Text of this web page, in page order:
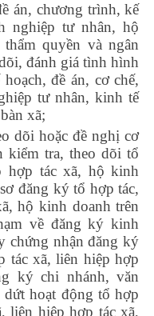
án, chương trình, kế
nghiệp tư nhân, hộ
quyền và ngân
đánh giá tình hình
đề án, cơ chế,
tư nhân, kinh tế
xã;
dõi hoặc đề nghị cơ
kiểm tra, theo dõi tổ
hợp tác xã, hộ kinh
đăng ký tổ hợp tác,
hộ kinh doanh trên
về đăng ký kinh
chứng nhận đăng ký
tác xã, liên hiệp hợp
ký chi nhánh, văn
hoạt động tổ hợp
liên hiệp hợp tác xã,